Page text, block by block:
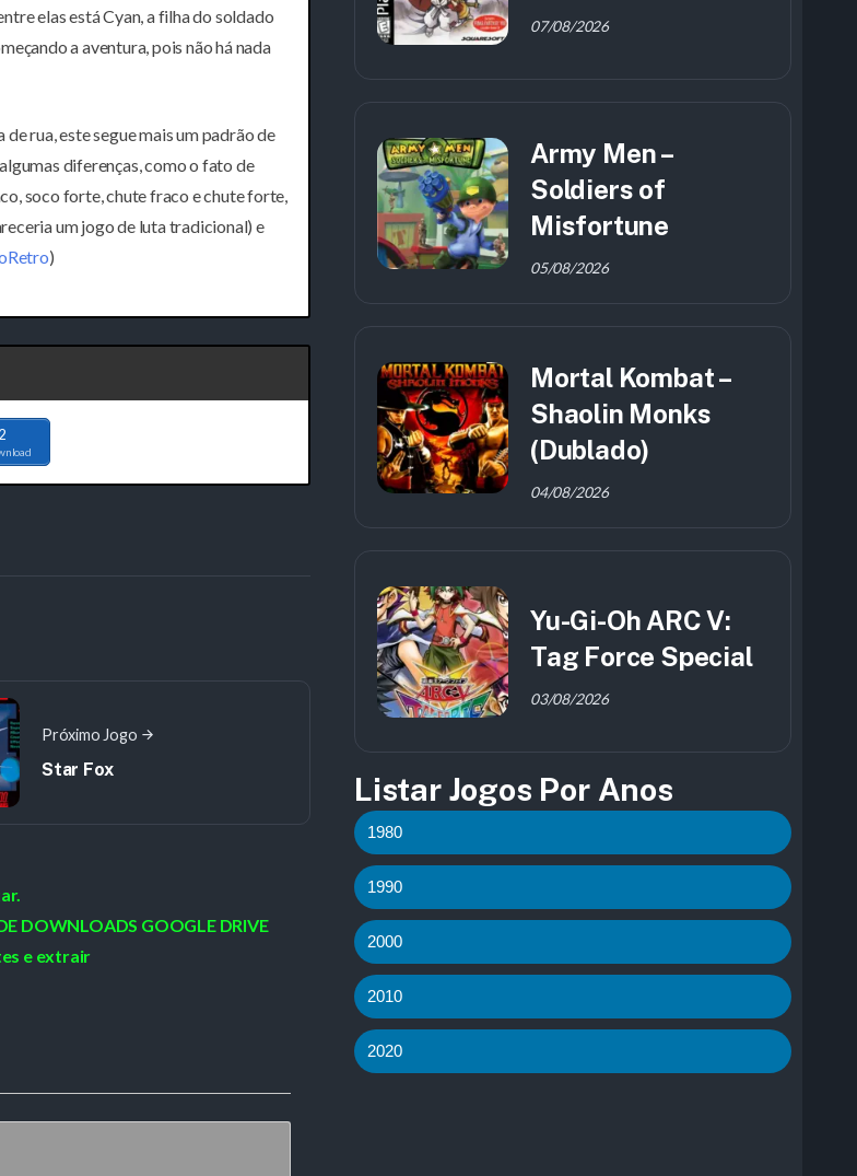
elas está Cyan, a filha do soldado
a aventura, pois não há nada
rua, este segue mais um padrão de
diferenças, como o fato de
soco forte, chute fraco e chute forte,
um jogo de luta tradicional) e
)
Próximo Jogo
Star Fox
DOWNLOADS GOOGLE DRIVE
e extrair
07/08/2026
Army Men –
Soldiers of
Misfortune
05/08/2026
Mortal Kombat –
Shaolin Monks
(Dublado)
04/08/2026
Yu-Gi-Oh ARC V:
Tag Force Special
03/08/2026
Listar Jogos Por Anos
1980
1990
2000
2010
2020